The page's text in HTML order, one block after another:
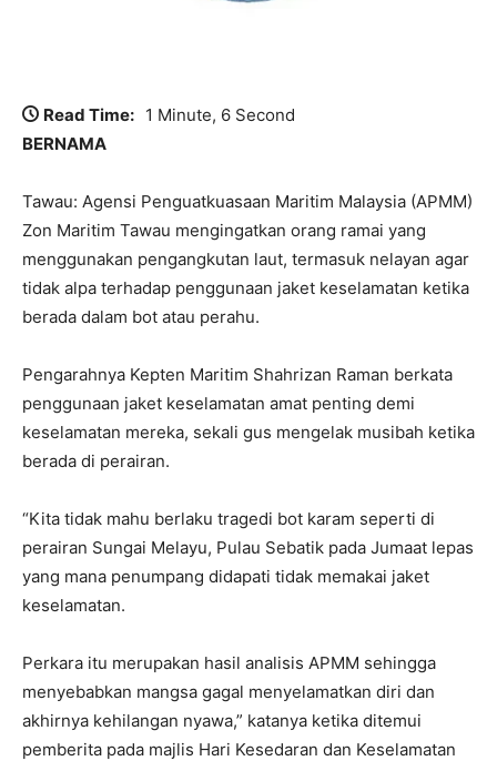
Read Time: 1 Minute, 6 Second
BERNAMA
Tawau: Agensi Penguatkuasaan Maritim Malaysia (APMM)
Zon Maritim Tawau mengingatkan orang ramai yang
menggunakan pengangkutan laut, termasuk nelayan agar
tidak alpa terhadap penggunaan jaket keselamatan ketika
berada dalam bot atau perahu.
Pengarahnya Kepten Maritim Shahrizan Raman berkata
penggunaan jaket keselamatan amat penting demi
keselamatan mereka, sekali gus mengelak musibah ketika
berada di perairan.
“Kita tidak mahu berlaku tragedi bot karam seperti di
perairan Sungai Melayu, Pulau Sebatik pada Jumaat lepas
yang mana penumpang didapati tidak memakai jaket
keselamatan.
Perkara itu merupakan hasil analisis APMM sehingga
menyebabkan mangsa gagal menyelamatkan diri dan
akhirnya kehilangan nyawa,” katanya ketika ditemui
pemberita pada majlis Hari Kesedaran dan Keselamatan